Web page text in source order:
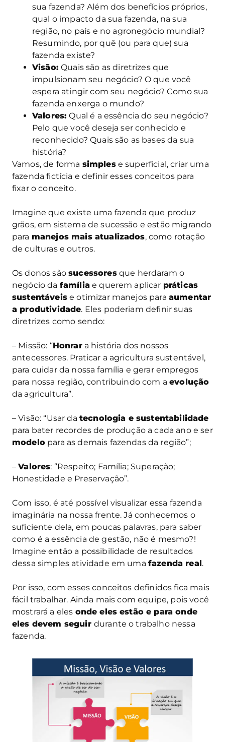
sua fazenda? Além dos benefícios próprios,
qual o impacto da sua fazenda, na sua
região, no país e no agronegócio mundial?
Resumindo, por quê (ou para que) sua
fazenda existe?
Visão: Quais são as diretrizes que
impulsionam seu negócio? O que você
espera atingir com seu negócio? Como sua
fazenda enxerga o mundo?
Valores: Qual é a essência do seu negócio?
Pelo que você deseja ser conhecido e
reconhecido? Quais são as bases da sua
história?
Vamos, de forma simplese superficial, criar uma
fazenda fictícia e definir esses conceitos para
fixar o conceito.
Imagine que existe uma fazenda que produz
grãos, em sistema de sucessão e estão migrando
para manejos mais atualizados, como rotação
de culturas e outros.
Os donos sãosucessoresque herdaram o
negócio da famíliae querem aplicar práticas
sustentáveise otimizar manejos para aumentar
a produtividade. Eles poderiam definir suas
diretrizes como sendo:
– Missão: “Honrara história dos nossos
antecessores. Praticar a agricultura sustentável,
para cuidar da nossa família e gerar empregos
para nossa região, contribuindo com aevolução
da agricultura”.
– Visão: “Usar da tecnologia e sustentabilidade
para bater recordes de produção a cada ano e ser
modelopara as demais fazendas da região”;
–Valores: “Respeito; Família; Superação;
Honestidade e Preservação”.
Com isso, é até possível visualizar essa fazenda
imaginária na nossa frente. Já conhecemos o
suficiente dela, em poucas palavras, para saber
como é a essência de gestão, não é mesmo?!
Imagine então a possibilidade de resultados
dessa simples atividade em uma fazenda real.
Por isso, com esses conceitos definidos fica mais
fácil trabalhar. Ainda mais com equipe, pois você
mostrará a eles onde eles estão e para onde
eles devem seguir durante o trabalho nessa
fazenda.